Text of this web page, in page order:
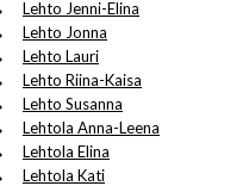
Lehto Jenni-Elina
Lehto Jonna
Lehto Lauri
Lehto Riina-Kaisa
Lehto Susanna
Lehtola Anna-Leena
Lehtola Elina
Lehtola Kati